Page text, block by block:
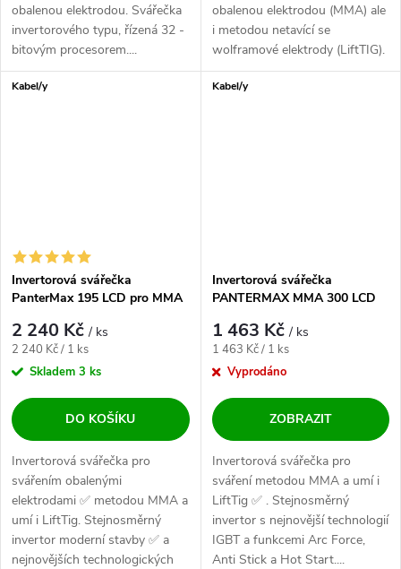
obalenou elektrodou. Svářečka
invertorového typu, řízená 32 -
bitovým procesorem....
obalenou elektrodou (MMA) ale
i metodou netavící se
wolframové elektrody (LiftTIG).
Malý,...
Kabel/y
Invertorová svářečka
PanterMax 195 LCD pro MMA
2 240 Kč/ ks
Měrná cena:
2 240 Kč / 1 ks
Skladem 3 ks
DO KOŠÍKU
Invertorová svářečka pro
svářením obalenými
elektrodami ✅ metodou MMA a
umí i LiftTig. Stejnosměrný
invertor moderní stavby ✅ a
nejnovějších technologických
Kabel/y
Invertorová svářečka
PANTERMAX MMA 300 LCD
1 463 Kč/ ks
Měrná cena:
1 463 Kč / 1 ks
Vyprodáno
ZOBRAZIT
Invertorová svářečka pro
sváření metodou MMA a umí i
LiftTig ✅ . Stejnosměrný
invertor s nejnovější technologií
IGBT a funkcemi Arc Force,
Anti Stick a Hot Start....